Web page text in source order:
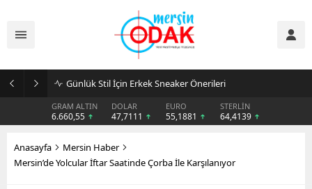
Günlük Stil İçin Erkek Sneaker Önerileri
GRAM ALTIN
6.660,55
DOLAR
47,7111
EURO
55,1881
STERLİN
64,4139
Anasayfa
Mersin Haber
Mersin’de Yolcular İftar Saatinde Çorba İle Karşılanıyor